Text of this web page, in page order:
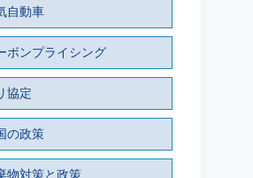
自動車
ボンプライシング
協定
の政策
物対策と政策